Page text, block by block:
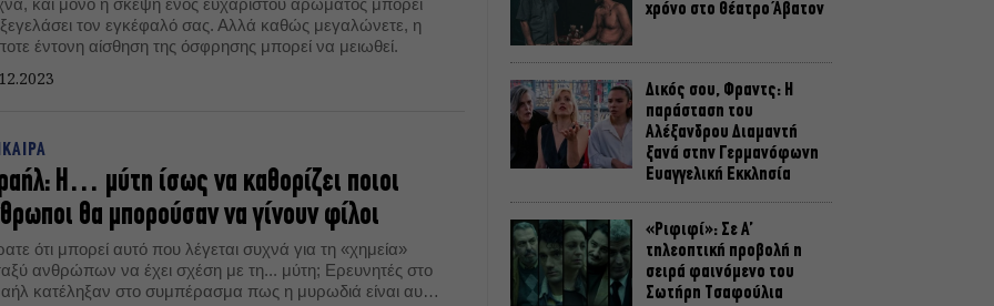
και μόνο η σκέψη ενός ευχάριστου αρώματος μπορεί
τον εγκέφαλό σας. Αλλά καθώς μεγαλώνετε, η
έντονη αίσθηση της όσφρησης μπορεί να μειωθεί.
Η… μύτη ίσως να καθορίζει ποιοι
θα μπορούσαν να γίνουν φίλοι
ότι μπορεί αυτό που λέγεται συχνά για τη «χημεία»
ανθρώπων να έχει σχέση με τη... μύτη; Ερευνητές στο
κατέληξαν στο συμπέρασμα πως η μυρωδιά είναι αυτοί
χρόνο στο Θέατρο Άβατον
Δικός σου, Φραντς: Η
παράσταση του
Αλέξανδρου Διαμαντή
ξανά στην Γερμανόφωνη
Ευαγγελική Εκκλησία
«Ριφιφί»: Σε Α’
τηλεοπτική προβολή η
σειρά φαινόμενο του
Σωτήρη Τσαφούλια